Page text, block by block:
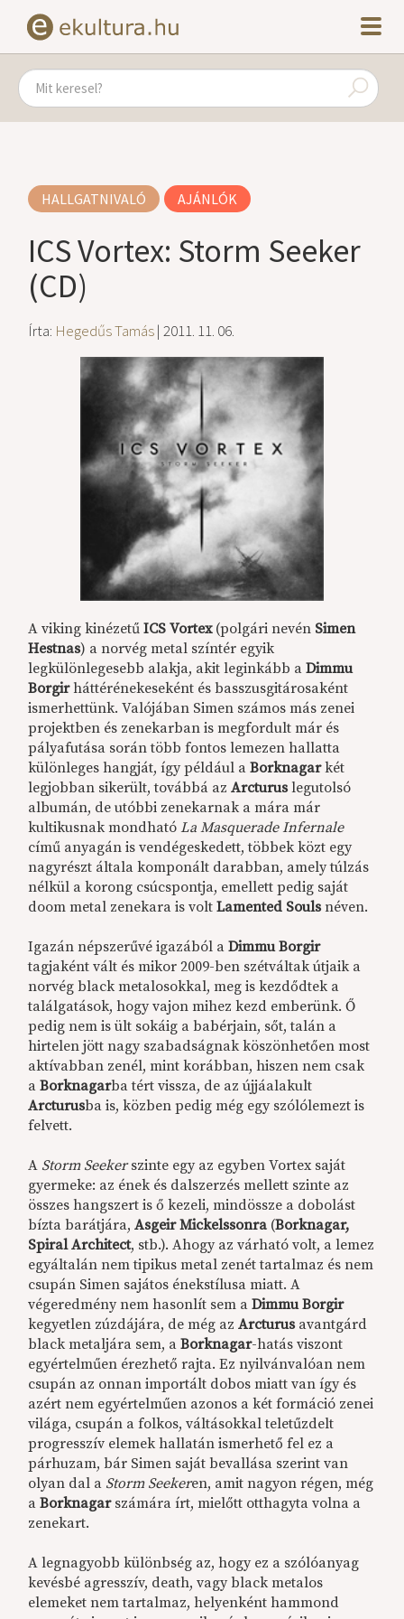
HALLGATNIVALÓ AJÁNLÓK
ICS Vortex: Storm Seeker
(CD)
Írta: Hegedűs Tamás| 2011. 11. 06.
A viking kinézetűICS Vortex (polgári nevén Simen
Hestnas) a norvég metal színtér egyik
legkülönlegesebb alakja, akit leginkább aDimmu
Borgirháttérénekeseként és basszusgitárosaként
ismerhettünk. Valójában Simen számos más zenei
projektben és zenekarban is megfordult már és
pályafutása során több fontos lemezen hallatta
különleges hangját, így például aBorknagarkét
legjobban sikerült, továbbá azArcturuslegutolsó
albumán, de utóbbi zenekarnak a mára már
kultikusnak mondhatóLa Masquerade Infernale
című anyagán is vendégeskedett, többek közt egy
nagyrészt általa komponált darabban, amely túlzás
nélkül a korong csúcspontja, emellett pedig saját
doom metal zenekara is voltLamented Soulsnéven.
Igazán népszerűvé igazából aDimmu Borgir
tagjaként vált és mikor 2009-ben szétváltak útjaik a
norvég black metalosokkal, meg is kezdődtek a
találgatások, hogy vajon mihez kezd emberünk. Ő
pedig nem is ült sokáig a babérjain, sőt, talán a
hirtelen jött nagy szabadságnak köszönhetően most
aktívabban zenél, mint korábban, hiszen nem csak
aBorknagarba tért vissza, de az újjáalakult
Arcturusba is, közben pedig még egy szólólemezt is
felvett.
A Storm Seekerszinte egy az egyben Vortex saját
gyermeke: az ének és dalszerzés mellett szinte az
összes hangszert is ő kezeli, mindössze a dobolást
bízta barátjára,Asgeir Mickelssonra (Borknagar,
Spiral Architect, stb.). Ahogy az várható volt, a lemez
egyáltalán nem tipikus metal zenét tartalmaz és nem
csupán Simen sajátos énekstílusa miatt. A
végeredmény nem hasonlít sem aDimmu Borgir
kegyetlen zúzdájára, de még azArcturus avantgárd
black metaljára sem, aBorknagar-hatás viszont
egyértelműen érezhető rajta. Ez nyilvánvalóan nem
csupán az onnan importált dobos miatt van így és
azért nem egyértelműen azonos a két formáció zenei
világa, csupán a folkos, váltásokkal teletűzdelt
progresszív elemek hallatán ismerhető fel ez a
párhuzam, bár Simen saját bevallása szerint van
olyan dal a Storm Seekeren, amit nagyon régen, még
aBorknagarszámára írt, mielőtt otthagyta volna a
zenekart.
A legnagyobb különbség az, hogy ez a szólóanyag
kevésbé agresszív, death, vagy black metalos
elemeket nem tartalmaz, helyenként hammond